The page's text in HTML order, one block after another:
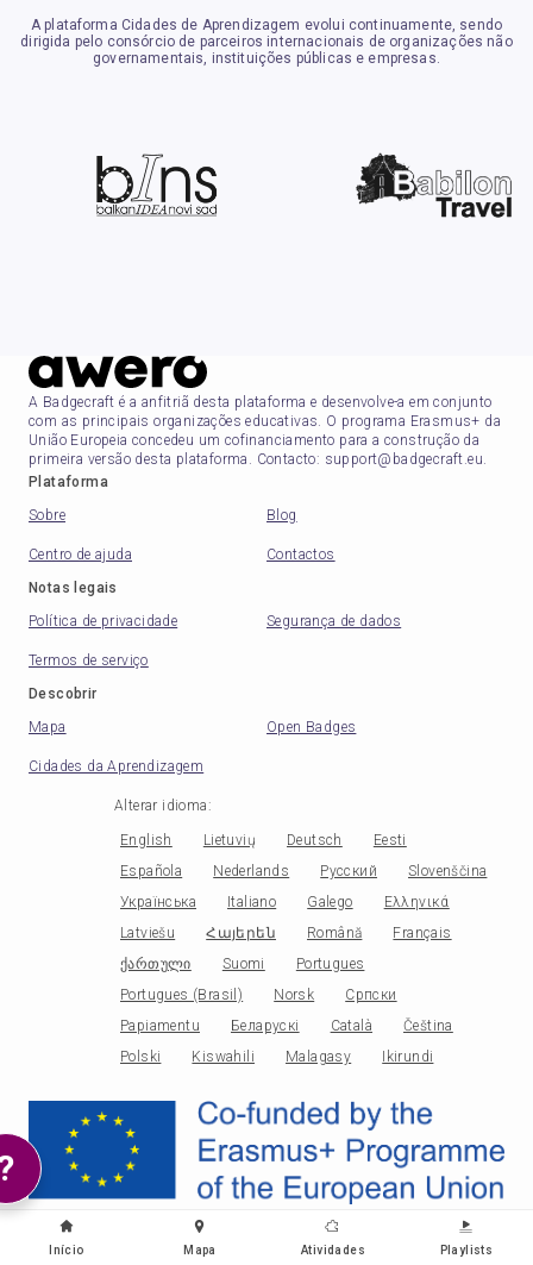
A plataforma Cidades de Aprendizagem evolui continuamente, sendo
dirigida pelo consórcio de parceiros internacionais de organizações não
governamentais, instituições públicas e empresas.
A Badgecraft é a anfitriã desta plataforma e desenvolve-a em conjunto
com as principais organizações educativas. O programa Erasmus+ da
União Europeia concedeu um cofinanciamento para a construção da
primeira versão desta plataforma. Contacto: support@badgecraft.eu.
Plataforma
Sobre
Blog
Centro de ajuda
Contactos
Notas legais
Política de privacidade
Segurança de dados
Termos de serviço
Descobrir
Mapa
Open Badges
Cidades da Aprendizagem
Alterar idioma :
English Lietuvių Deutsch
Eesti
Española
Nederlands Русский
Slovenščina
Українська
Italiano Galego
Ελληνικά
Latviešu
Հայերեն Română
Français
ქართული
Suomi
Portugues
Portugues (Brasil)
Norsk
Српски
Papiamentu
Беларускі Català
Čeština
Polski
Kiswahili Malagasy Ikirundi
Início Mapa Atividades Playlists